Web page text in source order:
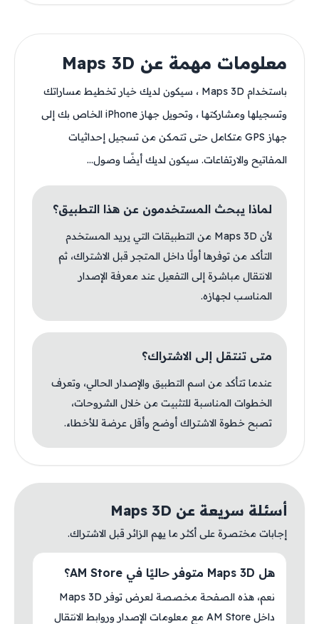
معلومات مهمة عن Maps 3D
باستخدام Maps 3D ، سيكون لديك خيار تخطيط مساراتك
وتسجيلها ومشاركتها ، وتحويل جهاز iPhone الخاص بك إلى
جهاز GPS متكامل حتى تتمكن من تسجيل إحداثيات
المفاتيح والارتفاعات. سيكون لديك أيضًا وصول...
لماذا يبحث المستخدمون عن هذا التطبيق؟
لأن Maps 3D من التطبيقات التي يريد المستخدم
التأكد من توفرها أولًا داخل المتجر قبل الاشتراك، ثم
الانتقال مباشرة إلى التفعيل عند معرفة الإصدار
المناسب لجهازه.
متى تنتقل إلى الاشتراك؟
عندما تتأكد من اسم التطبيق والإصدار الحالي، وتعرف
الخطوات المناسبة للتثبيت من خلال الشروحات،
تصبح خطوة الاشتراك أوضح وأقل عرضة للأخطاء.
أسئلة سريعة عن Maps 3D
إجابات مختصرة على أكثر ما يهم الزائر قبل الاشتراك.
هل Maps 3D متوفر حاليًا في AM Store؟
نعم، هذه الصفحة مخصصة لعرض توفر Maps 3D
داخل AM Store مع معلومات الإصدار وروابط الانتقال